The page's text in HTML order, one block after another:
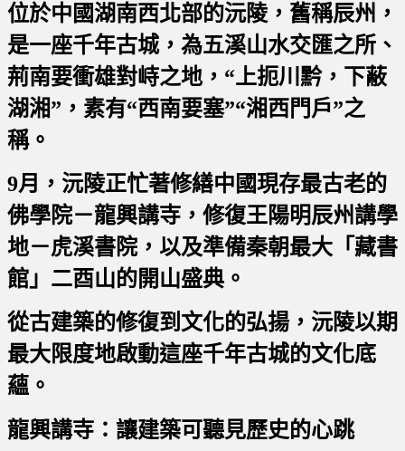
位於中國湖南西北部的沅陵，舊稱辰州，
是一座千年古城，為五溪山水交匯之所、
荊南要衝雄對峙之地，“上扼川黔，下蔽
湖湘”，素有“西南要塞”“湘西門戶”之
稱。
9月，沅陵正忙著修繕中國現存最古老的
佛學院－龍興講寺，修復王陽明辰州講學
地－虎溪書院，以及準備秦朝最大「藏書
館」二酉山的開山盛典。
從古建築的修復到文化的弘揚，沅陵以期
最大限度地啟動這座千年古城的文化底
蘊。
龍興講寺：讓建築可聽見歷史的心跳